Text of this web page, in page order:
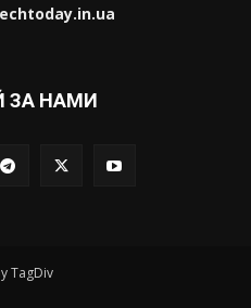
ЗА НАМИ
TagDiv